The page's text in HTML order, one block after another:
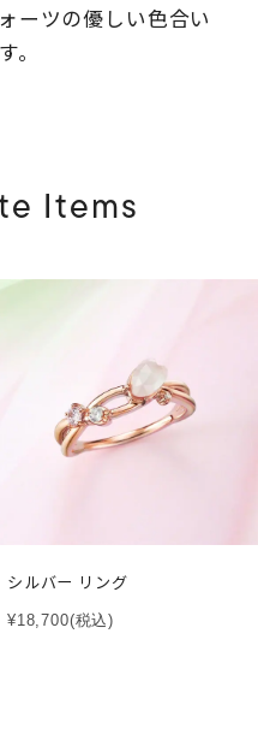
～
み すべて表示
ーツの優しい色合い
。
Items
シルバー リング
¥18,700(税込)